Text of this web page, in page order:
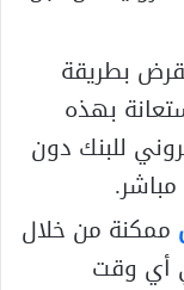
بطريقة
بهذه
للبنك دون
ممكنة من خلال
أي وقت